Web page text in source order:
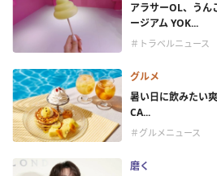
アラサーOL、うん
ージアム YOK...
＃トラベルニュース
グルメ
暑い日に飲みたい
CA...
＃グルメニュース
磨く